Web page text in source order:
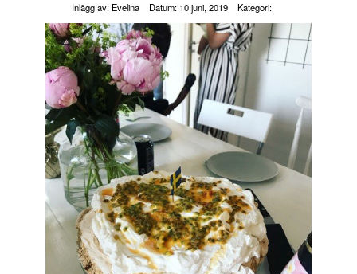
Inlägg av: Evelina Datum: 10 juni, 2019 Kategori: